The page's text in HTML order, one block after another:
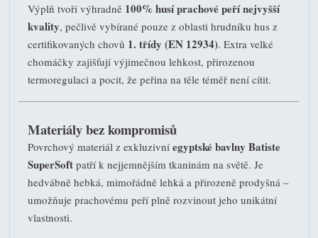
Výplň tvoří výhradně 100% husí prachové peří nejvyšší
kvality, pečlivě vybírané pouze z oblasti hrudníku hus z
certifikovaných chovů 1. třídy (EN 12934). Extra velké
chomáčky zajišťují výjimečnou lehkost, přirozenou
termoregulaci a pocit, že peřina na těle téměř není cítit.
Materiály bez kompromisů
Povrchový materiál z exkluzivní egyptské bavlny Batiste
SuperSoftpatří k nejjemnějším tkaninám na světě. Je
hedvábně hebká, mimořádně lehká a přirozeně prodyšná –
umožňuje prachovému peří plně rozvinout jeho unikátní
vlastnosti.